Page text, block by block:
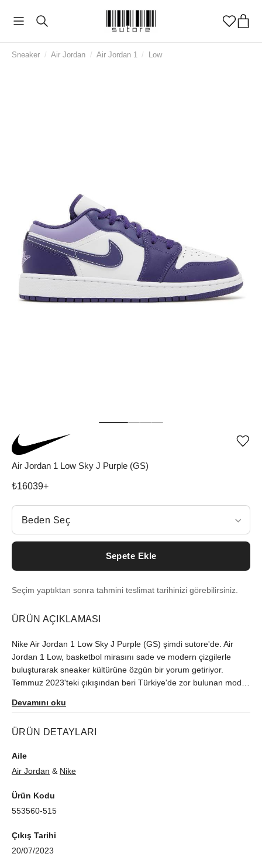
Sneaker / Air Jordan / Air Jordan 1 / Low
Air Jordan 1 Low Sky J Purple (GS)
₺16039+
Beden Seç
Beden Seç
Sepete Ekle
Seçim yaptıktan sonra tahmini teslimat tarihinizi görebilirsiniz.
ÜRÜN AÇIKLAMASI
Nike Air Jordan 1 Low Sky J Purple (GS) şimdi sutore'de. Air
Jordan 1 Low, basketbol mirasını sade ve modern çizgilerle
buluşturarak sneaker kültürüne özgün bir yorum getiriyor.
Temmuz 2023'teki çıkışından beri Türkiye'de zor bulunan model,
Devamını oku
ÜRÜN DETAYLARI
Aile
Air Jordan & Nike
Ürün Kodu
553560-515
Çıkış Tarihi
20/07/2023